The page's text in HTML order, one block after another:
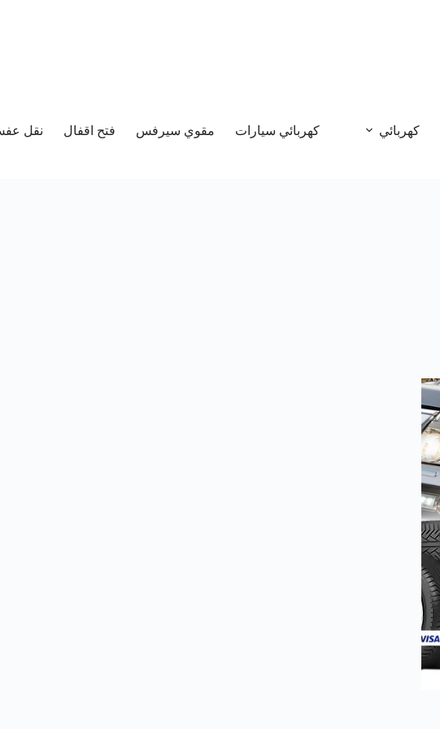
كهربائي كهربائي سيارات مقوي سيرفس فتح اقفال نقل